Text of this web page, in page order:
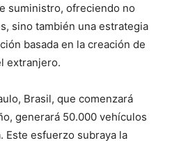
suministro, ofreciendo no
sino también una estrategia
basada en la creación de
extranjero.
Brasil, que comenzará
generará 50.000 vehículos
Este esfuerzo subraya la